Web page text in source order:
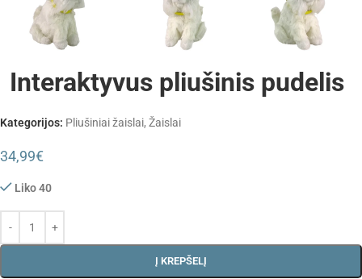
Interaktyvus pliušinis pudelis
Kategorijos: Pliušiniai žaislai, Žaislai
34,99€
Liko 40
Į KREPŠELĮ